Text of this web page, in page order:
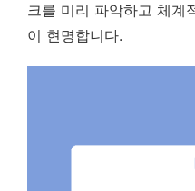
크를 미리 파악하고 체계
이 현명합니다.